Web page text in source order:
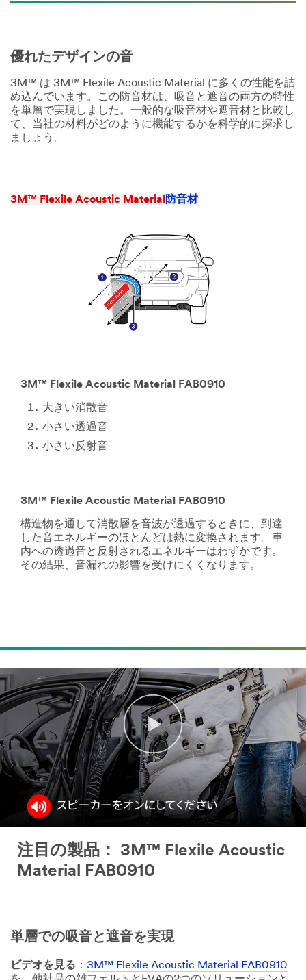
優れたデザインの音
3M™ は 3M™ Flexile Acoustic Material に多くの性能を詰
め込んでいます。この防音材は、吸音と遮音の両方の特性
を単層で実現しました。一般的な吸音材や遮音材と比較し
て、当社の材料がどのように機能するかを科学的に探求し
ましょう。
3M™ Flexile Acoustic Material防音材
3M™ Flexile Acoustic Material FAB0910
大きい消散音
小さい透過音
小さい反射音
3M™ Flexile Acoustic Material FAB0910
構造物を通して消散層を音波が透過するときに、到達
した音エネルギーのほとんどは熱に変換されます。車
内への透過音と反射されるエネルギーはわずかです。
その結果、音漏れの影響を受けにくくなります。
注目の製品： 3M™ Flexile Acoustic
Material FAB0910​
単層での吸音と遮音を実現​
ビデオを見る ： 3M™ Flexile Acoustic Material FAB0910